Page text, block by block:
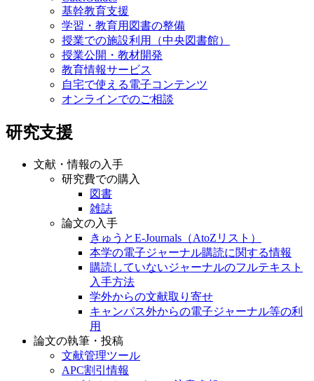
基幹教育支援
学習・教育用図書の整備
授業での施設利用（中央図書館）
授業公開・教材開発
教育情報サービス
自宅で使える電子コンテンツ
オンラインでのご相談
研究支援
文献・情報の入手
研究費での購入
図書
雑誌
論文の入手
きゅうとE-Journals（AtoZリスト）
本学の電子ジャーナル購読に関する情報
購読していないジャーナルのフルテキスト
入手方法
学外からの文献取り寄せ
キャンパス外からの電子ジャーナル等の利
用
論文の執筆・投稿
文献管理ツール
APC割引情報